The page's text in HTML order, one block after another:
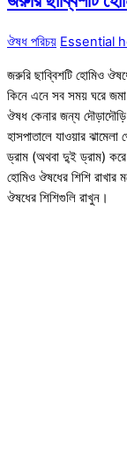
ঔষধ পরিচয় Essential
জরুরি ছাব্বিশটি হোমিও
কিনে এনে সব সময় ঘরে
ঔষধ কেনার জন্য দৌড়াদৌড়ি
হাসপাতালে যাওয়ার
ড্রাম (অথবা দু্ই ড্রাম) করে
হোমিও ঔষধের শিশি রাখার
ঔষধের শিশিগুলি রাখুন।